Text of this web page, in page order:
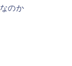
なのか